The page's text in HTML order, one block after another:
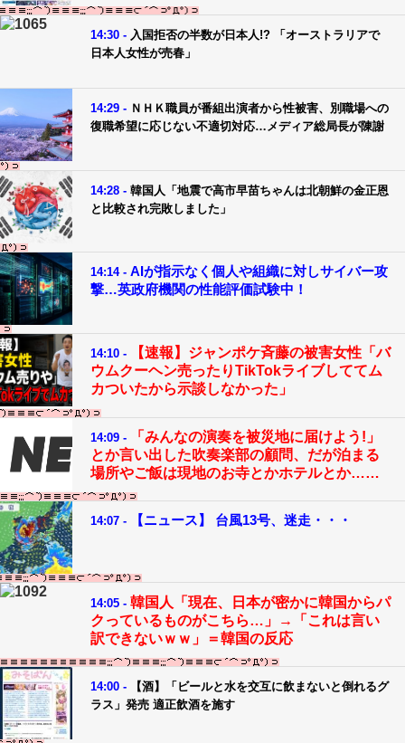
14:30 - 入国拒否の半数が日本人!? 「オーストラリアで
日本人女性が売春」
14:29 - ＮＨＫ職員が番組出演者から性被害、別職場への
復職希望に応じない不適切対応…メディア総局長が陳謝
14:28 - 韓国人「地震で高市早苗ちゃんは北朝鮮の金正恩
と比較され完敗しました」
14:14 - AIが指示なく個人や組織に対しサイバー攻
撃…英政府機関の性能評価試験中！
14:10 -
【速報】ジャンポケ斉藤の被害女性「バ
ウムクーヘン売ったりTikTokライブしててム
カついたから示談しなかった」
14:09 -
「みんなの演奏を被災地に届けよう!」
とか言い出した吹奏楽部の顧問、だが泊まる
場所やご飯は現地のお寺とかホテルとか……
14:07 - 【ニュース】 台風13号、迷走・・・
14:05 - 韓国人「現在、日本が密かに韓国からパ
クっているものがこちら…」→「これは言い
訳できないｗｗ」＝韓国の反応
14:00 -
【酒】「ビールと水を交互に飲まないと倒れるグ
ラス」発売 適正飲酒を施す